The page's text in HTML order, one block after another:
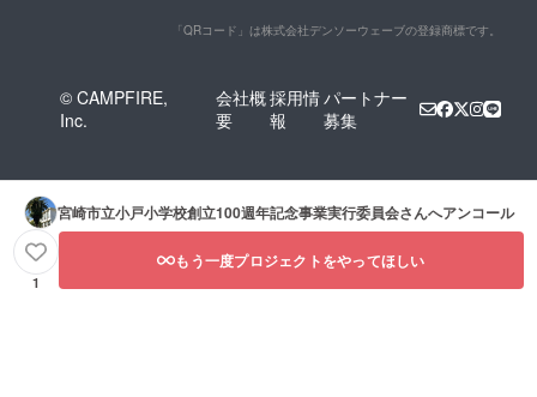
「QRコード」は株式会社デンソーウェーブの登録商標です。
© CAMPFIRE,
Inc.
会社概
要
採用情
報
パートナー
募集
宮崎市立小戸小学校創立100週年記念事業実行委員会さんへアンコール
1
もう一度プロジェクトをやってほしい